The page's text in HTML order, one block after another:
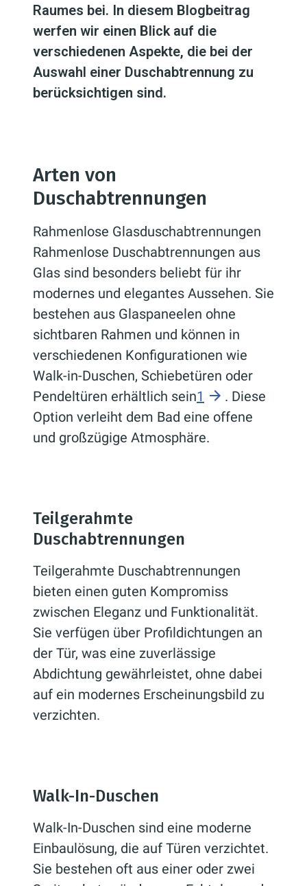
Raumes bei. In diesem Blogbeitrag
werfen wir einen Blick auf die
verschiedenen Aspekte, die bei der
Auswahl einer Duschabtrennung zu
berücksichtigen sind.
Arten von
Duschabtrennungen
Rahmenlose Glasduschabtrennungen
Rahmenlose Duschabtrennungen aus
Glas sind besonders beliebt für ihr
modernes und elegantes Aussehen. Sie
bestehen aus Glaspaneelen ohne
sichtbaren Rahmen und können in
verschiedenen Konfigurationen wie
Walk-in-Duschen, Schiebetüren oder
Pendeltüren erhältlich sein1
. Diese
Option verleiht dem Bad eine offene
und großzügige Atmosphäre.
Teilgerahmte
Duschabtrennungen
Teilgerahmte Duschabtrennungen
bieten einen guten Kompromiss
zwischen Eleganz und Funktionalität.
Sie verfügen über Profildichtungen an
der Tür, was eine zuverlässige
Abdichtung gewährleistet, ohne dabei
auf ein modernes Erscheinungsbild zu
verzichten.
Walk-In-Duschen
Walk-In-Duschen sind eine moderne
Einbaulösung, die auf Türen verzichtet.
Sie bestehen oft aus einer oder zwei